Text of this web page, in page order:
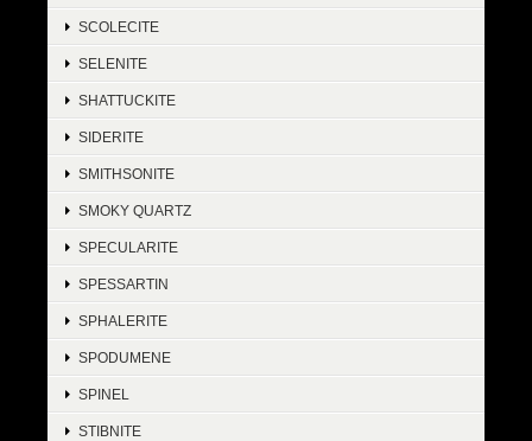
SCOLECITE
SELENITE
SHATTUCKITE
SIDERITE
SMITHSONITE
SMOKY QUARTZ
SPECULARITE
SPESSARTIN
SPHALERITE
SPODUMENE
SPINEL
STIBNITE